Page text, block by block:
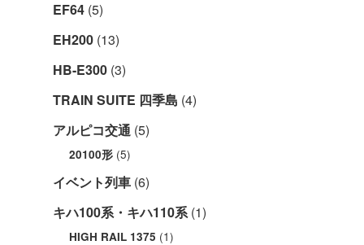
EF64 (5)
EH200 (13)
HB-E300 (3)
TRAIN SUITE 四季島 (4)
アルピコ交通 (5)
20100形 (5)
イベント列車 (6)
キハ100系・キハ110系 (1)
HIGH RAIL 1375 (1)